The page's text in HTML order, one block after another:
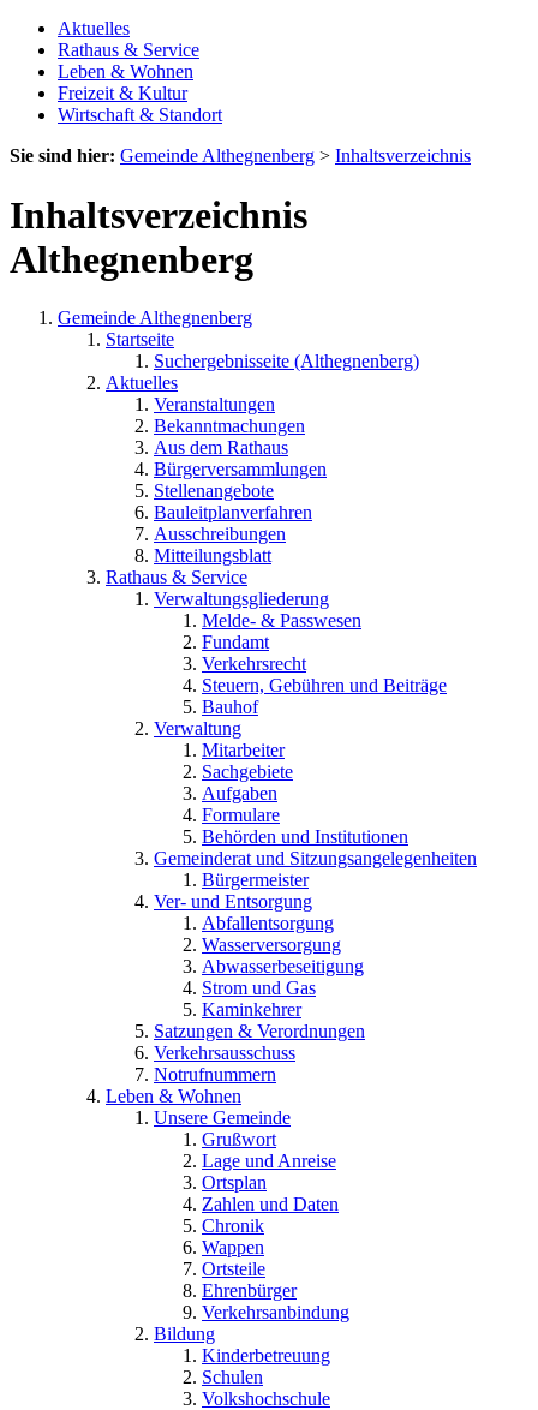
Aktuelles
Rathaus & Service
Leben & Wohnen
Freizeit & Kultur
Wirtschaft & Standort
Sie sind hier: Gemeinde Althegnenberg > Inhaltsverzeichnis
Inhaltsverzeichnis
Althegnenberg
Gemeinde Althegnenberg
Startseite
Suchergebnisseite (Althegnenberg)
Aktuelles
Veranstaltungen
Bekanntmachungen
Aus dem Rathaus
Bürgerversammlungen
Stellenangebote
Bauleitplanverfahren
Ausschreibungen
Mitteilungsblatt
Rathaus & Service
Verwaltungsgliederung
Melde- & Passwesen
Fundamt
Verkehrsrecht
Steuern, Gebühren und Beiträge
Bauhof
Verwaltung
Mitarbeiter
Sachgebiete
Aufgaben
Formulare
Behörden und Institutionen
Gemeinderat und Sitzungsangelegenheiten
Bürgermeister
Ver- und Entsorgung
Abfallentsorgung
Wasserversorgung
Abwasserbeseitigung
Strom und Gas
Kaminkehrer
Satzungen & Verordnungen
Verkehrsausschuss
Notrufnummern
Leben & Wohnen
Unsere Gemeinde
Grußwort
Lage und Anreise
Ortsplan
Zahlen und Daten
Chronik
Wappen
Ortsteile
Ehrenbürger
Verkehrsanbindung
Bildung
Kinderbetreuung
Schulen
Volkshochschule